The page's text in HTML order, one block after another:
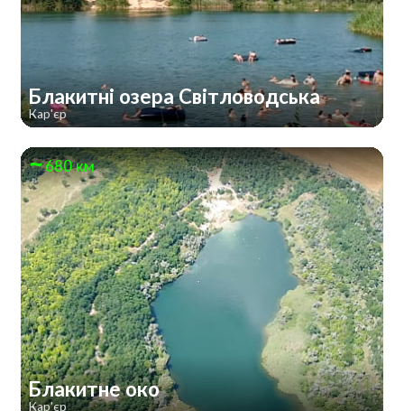
Блакитні озера Світловодська
Кар'єр
680 км
Блакитне око
Кар'єр